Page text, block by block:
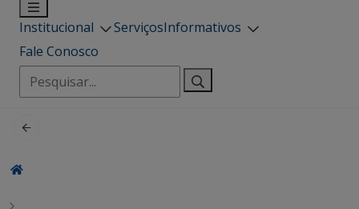
Institucional ServiçosInformativos
Fale Conosco
Pesquisar
por: